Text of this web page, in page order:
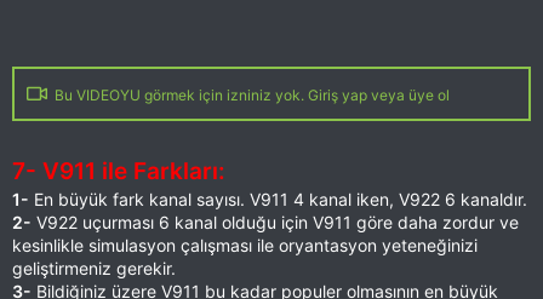
Bu VIDEOYU görmek için izniniz yok. Giriş yap veya üye ol
7- V911 ile Farkları:
1- En büyük fark kanal sayısı. V911 4 kanal iken, V922 6 kanaldır.
2- V922 uçurması 6 kanal olduğu için V911 göre daha zordur ve
kesinlikle simulasyon çalışması ile oryantasyon yeteneğinizi
geliştirmeniz gerekir.
3- Bildiğiniz üzere V911 bu kadar populer olmasının en büyük